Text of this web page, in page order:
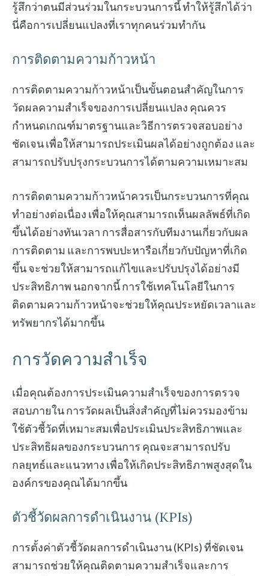
รู้สึกว่าตนมีส่วนร่วมในกระบวนการนี้ ทำให้รู้สึกได้ว่า
นี่คือการเปลี่ยนแปลงที่เราทุกคนร่วมทำกัน
การติดตามความก้าวหน้า
การติดตามความก้าวหน้าเป็นขั้นตอนสำคัญในการ
วัดผลความสำเร็จของการเปลี่ยนแปลง คุณควร
กำหนดเกณฑ์มาตรฐานและวิธีการตรวจสอบอย่าง
ชัดเจน เพื่อให้สามารถประเมินผลได้อย่างถูกต้อง และ
สามารถปรับปรุงกระบวนการได้ตามความเหมาะสม
การติดตามความก้าวหน้าควรเป็นกระบวนการที่คุณ
ทำอย่างต่อเนื่อง เพื่อให้คุณสามารถเห็นผลลัพธ์ที่เกิด
ขึ้นได้อย่างทันเวลา การสื่อสารกับทีมงานเกี่ยวกับผล
การติดตาม และการพบปะหารือเกี่ยวกับปัญหาที่เกิด
ขึ้น จะช่วยให้สามารถแก้ไขและปรับปรุงได้อย่างมี
ประสิทธิภาพ นอกจากนี้ การใช้เทคโนโลยีในการ
ติดตามความก้าวหน้าจะช่วยให้คุณประหยัดเวลาและ
ทรัพยากรได้มากขึ้น
การวัดความสำเร็จ
เมื่อคุณต้องการประเมินความสำเร็จของการตรวจ
สอบภายใน การวัดผลเป็นสิ่งสำคัญที่ไม่ควรมองข้าม
ใช้ตัวชี้วัดที่เหมาะสมเพื่อประเมินประสิทธิภาพและ
ประสิทธิผลของกระบวนการ คุณจะสามารถปรับ
กลยุทธ์และแนวทาง เพื่อให้เกิดประสิทธิภาพสูงสุดใน
องค์กรของคุณได้มากขึ้น
ตัวชี้วัดผลการดำเนินงาน (KPIs)
การตั้งค่าตัวชี้วัดผลการดำเนินงาน (KPIs) ที่ชัดเจน
สามารถช่วยให้คุณติดตามความสำเร็จและการ